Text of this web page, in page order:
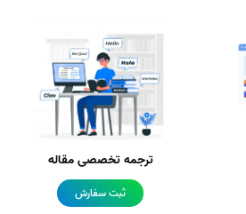
ترجمه تخصصی مقاله
ثبت سفارش